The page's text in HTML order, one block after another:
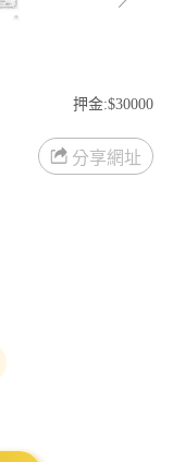
押金:$30000
分享網址